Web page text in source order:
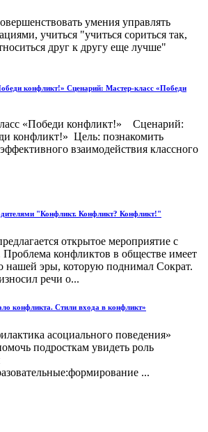
умения управлять
учиться "учиться сориться так,
друг к другу еще лучше"
конфликт!» Сценарий: Мастер-класс «Победи
«Победи конфликт!» Сценарий:
конфликт!» Цель: познакомить
взаимодействия классного
"Конфликт. Конфликт? Конфликт!"
открытое мероприятие с
Проблема конфликтов в обществе имеет
нашей эры, которую поднимал Сократ.
речи о...
конфликта. Стили входа в конфликт»
асоциального поведения»
подросткам увидеть роль
...